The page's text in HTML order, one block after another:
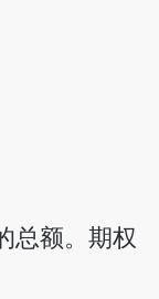
总额。期权